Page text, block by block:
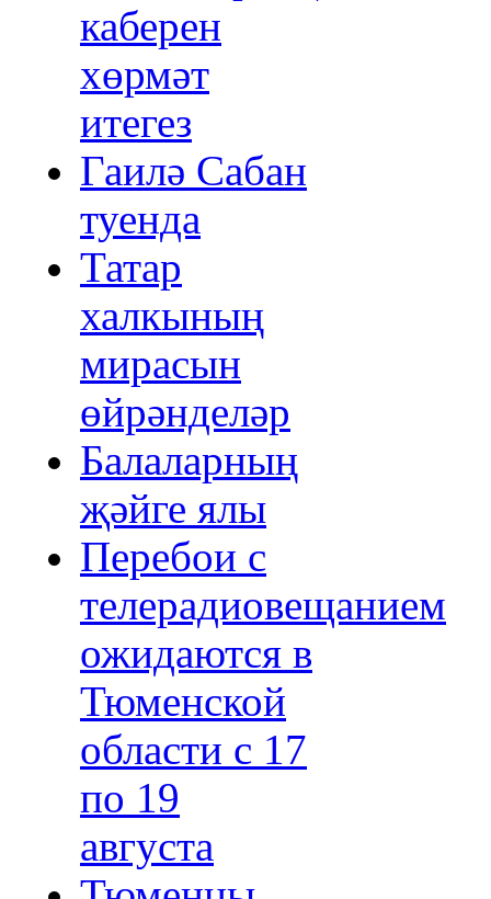
каберен
хөрмәт
итегез
Гаилә Сабан
туенда
Татар
халкының
мирасын
өйрәнделәр
Балаларның
җәйге ялы
Перебои с
телерадиовещанием
ожидаются в
Тюменской
области с 17
по 19
августа